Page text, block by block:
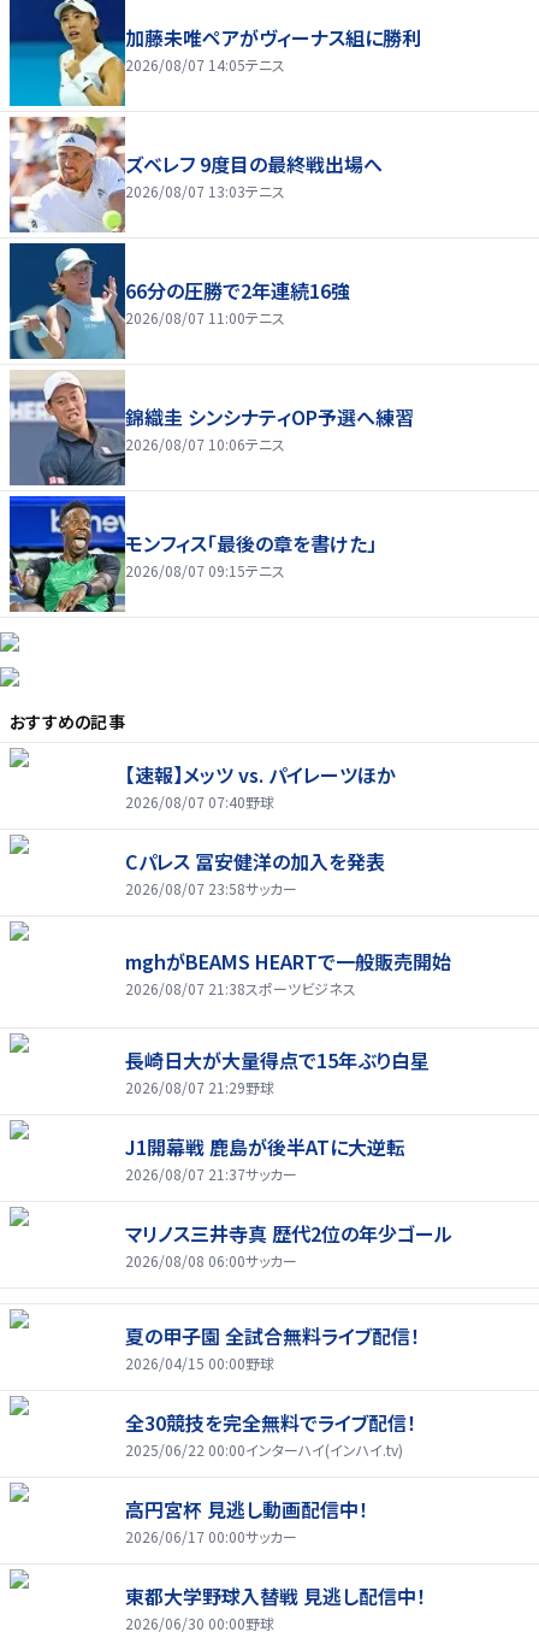
加藤未唯ペアがヴィーナス組に勝利
2026/08/07 14:05テニス
ズベレフ 9度目の最終戦出場へ
2026/08/07 13:03テニス
66分の圧勝で2年連続16強
2026/08/07 11:00テニス
錦織圭 シンシナティOP予選へ練習
2026/08/07 10:06テニス
モンフィス「最後の章を書けた」
2026/08/07 09:15テニス
おすすめの記事
【速報】メッツ vs. パイレーツほか
2026/08/07 07:40野球
Cパレス 冨安健洋の加入を発表
2026/08/07 23:58サッカー
mghがBEAMS HEARTで一般販売開始
2026/08/07 21:38スポーツビジネス
長崎日大が大量得点で15年ぶり白星
2026/08/07 21:29野球
J1開幕戦 鹿島が後半ATに大逆転
2026/08/07 21:37サッカー
マリノス三井寺真 歴代2位の年少ゴール
2026/08/08 06:00サッカー
夏の甲子園 全試合無料ライブ配信！
2026/04/15 00:00野球
全30競技を完全無料でライブ配信！
2025/06/22 00:00インターハイ(インハイ.tv)
高円宮杯 見逃し動画配信中！
2026/06/17 00:00サッカー
東都大学野球入替戦 見逃し配信中！
2026/06/30 00:00野球